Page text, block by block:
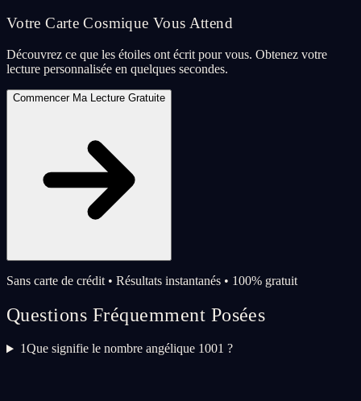
Votre Carte Cosmique Vous Attend
Découvrez ce que les étoiles ont écrit pour vous. Obtenez votre
lecture personnalisée en quelques secondes.
Commencer Ma Lecture Gratuite
Sans carte de crédit • Résultats instantanés • 100% gratuit
Questions Fréquemment Posées
1Que signifie le nombre angélique 1001 ?